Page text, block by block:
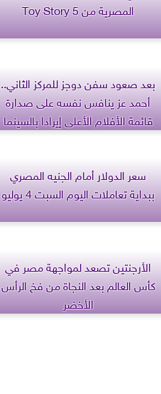
المصرية من Toy Story 5
بعد صعود سفن دوجز للمركز الثاني..
أحمد عز ينافس نفسه على صدارة
قائمة الأفلام الأعلى إيرادا بالسينما
سعر الدولار أمام الجنيه المصري
ببداية تعاملات اليوم السبت 4 يوليو
الأرجنتين تصعد لمواجهة مصر في
كأس العالم بعد النجاة من فخ الرأس
الأخضر